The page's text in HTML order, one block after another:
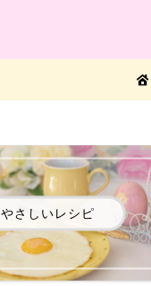
やさしいレシピ